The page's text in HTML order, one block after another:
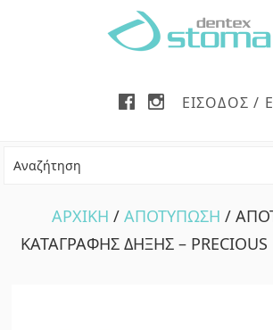
ΕΊΣΟΔΟΣ /
ΑΡΧΙΚΗ / ΑΠΟΤΥΠΩΣΗ /
ΚΑΤΑΓΡΑΦΗΣ ΔΗΞΗΣ – PRECIOUS